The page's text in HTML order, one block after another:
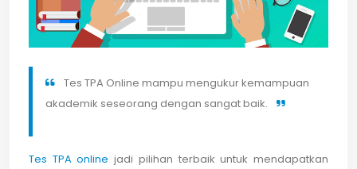
Tes TPA Online mampu mengukur kemampuan
akademik seseorang dengan sangat baik.
Tes TPA online jadi pilihan terbaik untuk mendapatkan